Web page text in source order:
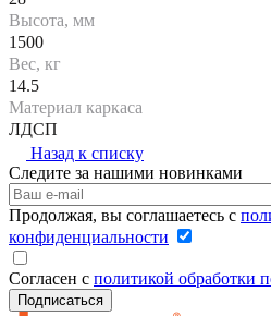
Высота, мм
1500
Вес, кг
14.5
Материал каркаса
ЛДСП
Назад к списку
Следите за нашими новинками
Продолжая, вы соглашаетесь с
конфиденциальности
Согласен с политикой обработки